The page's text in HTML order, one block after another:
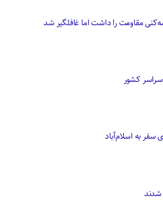
مقاومت را داشت اما غافلگیر شد
کشور
سفر به اسلام‌آباد
شدند